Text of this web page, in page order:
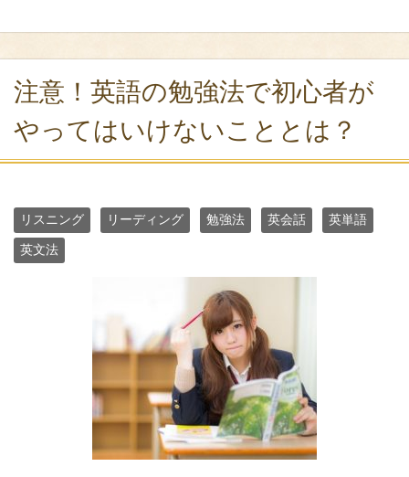
注意！英語の勉強法で初心者が
やってはいけないこととは？
リスニング リーディング 勉強法 英会話 英単語
英文法